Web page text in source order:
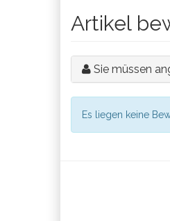
Artikel
Sie müssen
Es liegen keine